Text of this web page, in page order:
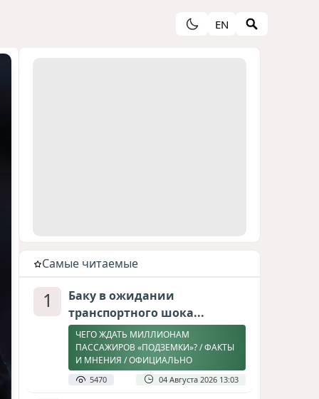
EN
Cамые читаемые
1
Баку в ожидании
транспортного шока...
ЧЕГО ЖДАТЬ МИЛЛИОНАМ
ПАССАЖИРОВ «ПОДЗЕМКИ»? / ФАКТЫ
И МНЕНИЯ / ОФИЦИАЛЬНО
5470 04 Августа 2026 13:03